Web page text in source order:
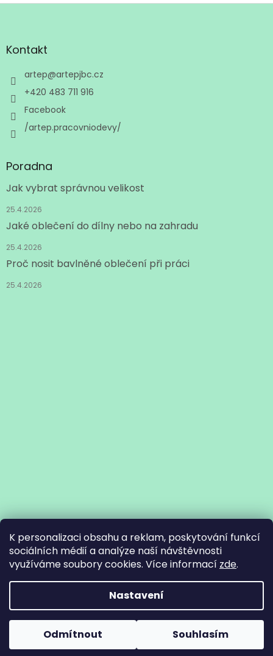
K personalizaci obsahu a reklam, poskytování funkcí
sociálních médií a analýze naší návštěvnosti
využíváme soubory cookies. Více informací zde.
Nastavení
Odmítnout Souhlasím
Z
aKontakt
artep@artepjbc.cz
+420 483 711 916
Facebook
/artep.pracovniodevy/
Poradna
Jak vybrat správnou velikost
25.4.2026
Jaké oblečení do dílny nebo na zahradu
25.4.2026
Proč nosit bavlněné oblečení při práci
25.4.2026
Vytvořil Shoptet
Copyright 2026Pracovní oděvy - Artep. Všechna práva
vyhrazena.
Upravit nastavení cookies